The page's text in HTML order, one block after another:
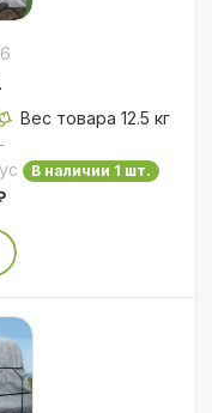
Вес товара 12.5 кг
В наличии 1 шт.